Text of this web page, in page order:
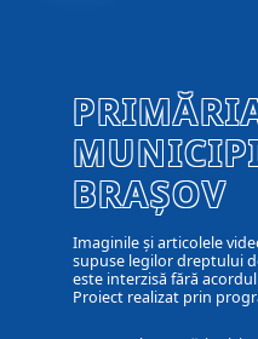
BRAȘOV
Imaginile și articolele
supuse legilor dreptului
este interzisă fără
Proiect realizat prin